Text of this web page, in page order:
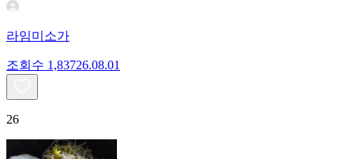
라임미소가
조회수 1,83726.08.01
26